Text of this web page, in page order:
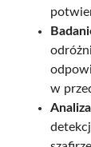
w